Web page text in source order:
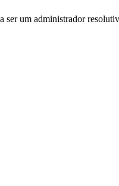
um administrador